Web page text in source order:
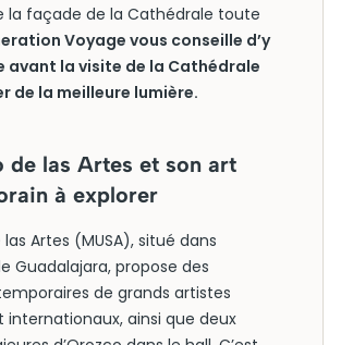
la façade de la Cathédrale toute
Voyage vous conseille d’y
avant la visite de la Cathédrale
de la meilleure lumière.
de las Artes et son art
à explorer
Artes (MUSA), situé dans
Guadalajara, propose des
de grands artistes
internationaux, ainsi que deux